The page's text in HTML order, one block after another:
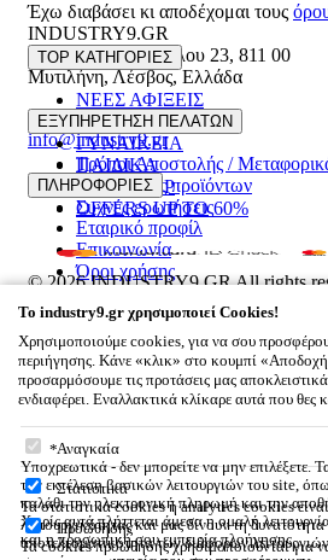
Έχω διαβάσει κι αποδέχομαι τους
INDUSTRY9.GR
Ελευθέριου Βενιζέλου 23, 811 00
Μυτιλήνη,Λέσβος,Ελλάδα
22510 55629
info@industry9.gr
TOP ΚΑΤΗΓΟΡΙΕΣ
ΝΕΕΣ ΑΦΙΞΕΙΣ
ΑΝΔΡΙΚΑ
ΓΥΝΑΙΚΕΙΑ
ΠΑΙΔΙΚΑ
ΑΞΕΣΟΥΑΡ
OFFERS UP TO 60%
ΕΞΥΠΗΡΕΤΗΣΗ ΠΕΛΑΤΩΝ
Τρόποι Αποστολής /
Επιστροφές προϊόντων
Συχνές ερωτήσεις
ΠΛΗΡΟΦΟΡΙΕΣ
Εταιρικό προφίλ
Επικοινωνία
Όροι χρήσης
© 2026INDUSTRY9.GRAll rights
Designed & developed by
Το Καλάθι Σου
0
Βάλε κάτι στο καλάθι σου
To industry9.gr χρησιμοποιεί Cookies!
Χρησιμοποιούμε cookies, για να σου
περιήγησης. Κάνε «κλικ» στο κουμπί
προσαρμόσουμε τις προτάσεις μας
ενδιαφέρει. Εναλλακτικά κλίκαρε αυτά που
To
Αναγκαία
Υποχρεωτικά - δεν μπορείτε να μην επιλέξετε.
την εκτέλεση βασικών λειτουργιών του site,
καλάθι την ηλεκτρονική πληρωμή και την
Χωρίς αυτά πλήττεται άμεσα η ομαλή
και η προσωπική σου εμπειρία πλοήγησης.
Στατιστικά
Τα στατιστικά cookies ή analytics cookies
λειτουργικότητας και μας δίνουν τη
αποτελεσματικότητα των διάφορων
Προώθησης
Τα cookies προώθησης χρησιμοποιούνται για